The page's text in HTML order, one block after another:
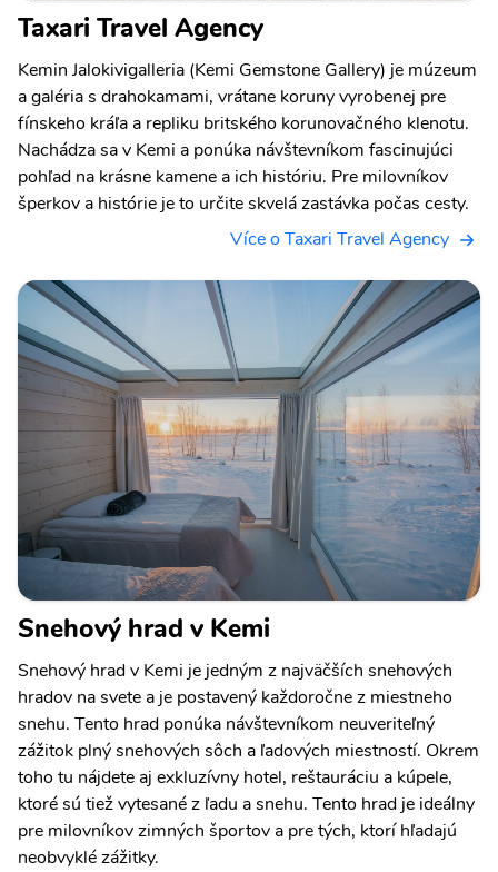
Taxari Travel Agency
Kemin Jalokivigalleria (Kemi Gemstone Gallery) je múzeum
a galéria s drahokamami, vrátane koruny vyrobenej pre
fínskeho kráľa a repliku britského korunovačného klenotu.
Nachádza sa v Kemi a ponúka návštevníkom fascinujúci
pohľad na krásne kamene a ich históriu. Pre milovníkov
šperkov a histórie je to určite skvelá zastávka počas cesty.
Více o Taxari Travel Agency
Snehový hrad v Kemi
Snehový hrad v Kemi je jedným z najväčších snehových
hradov na svete a je postavený každoročne z miestneho
snehu. Tento hrad ponúka návštevníkom neuveriteľný
zážitok plný snehových sôch a ľadových miestností. Okrem
toho tu nájdete aj exkluzívny hotel, reštauráciu a kúpele,
ktoré sú tiež vytesané z ľadu a snehu. Tento hrad je ideálny
pre milovníkov zimných športov a pre tých, ktorí hľadajú
neobvyklé zážitky.